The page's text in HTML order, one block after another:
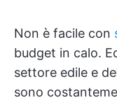
Non è facile con
budget in calo.
settore edile e
sono